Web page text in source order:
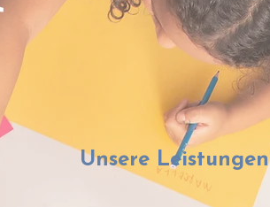
Unsere Leistungen